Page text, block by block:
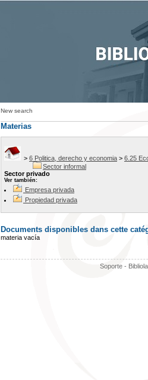
New search
Materias
> 6 Politica, derecho y economia > 6.25
Sector informal
Sector privado
Ver también:
Empresa privada
Propiedad privada
Documents disponibles dans cette
materia vacía
Soporte -